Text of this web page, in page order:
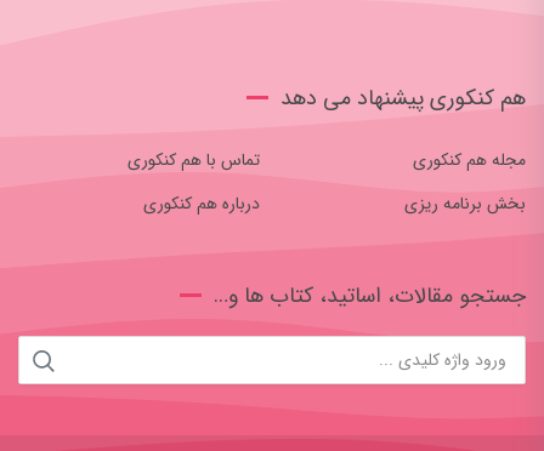
هم کنکوری پیشنهاد می دهد
مجله هم کنکوری
تماس با هم کنکوری
بخش برنامه ریزی
درباره هم کنکوری
جستجو مقالات، اساتید، کتاب ها و…